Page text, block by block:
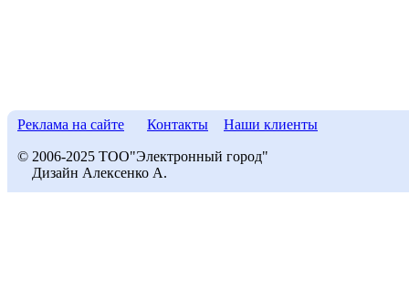
Реклама на сайте Контакты Наши клиенты
© 2006-2025 ТОО"Электронный город"
Дизайн Алексенко А.